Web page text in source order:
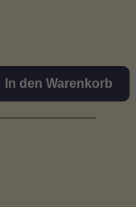
In den Warenkorb